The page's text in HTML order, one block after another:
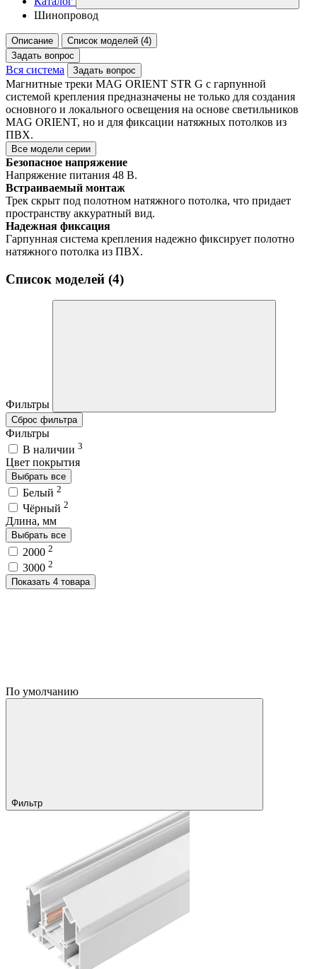
Шинопровод
Описание
Список моделей (4)
Задать вопрос
Вся система Задать вопрос
Магнитные треки MAG ORIENT STR G с гарпунной
системой крепления предназначены не только для создания
основного и локального освещения на основе светильников
MAG ORIENT, но и для фиксации натяжных потолков из
ПВХ.
Все модели серии
Безопасное напряжение
Напряжение питания 48 В.
Встраиваемый монтаж
Трек скрыт под полотном натяжного потолка, что придает
пространству аккуратный вид.
Надежная фиксация
Гарпунная система крепления надежно фиксирует полотно
натяжного потолка из ПВХ.
Список моделей (4)
Фильтры
Сброс фильтра
Фильтры
В наличии 3
Цвет покрытия
Выбрать все
Белый 2
Чёрный 2
Длина, мм
Выбрать все
2000 2
3000 2
Показать 4 товара
По умолчанию
Фильтр